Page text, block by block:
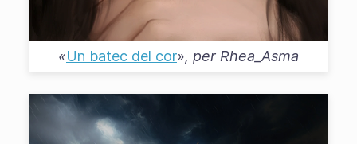
«Un batec del cor», per Rhea_Asma